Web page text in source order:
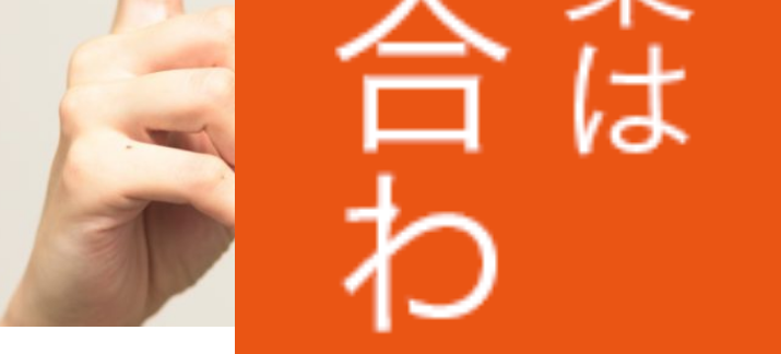
株式会社KANKO
株式会社ケンコーエクスプレス様
UAゼンセン労働組合様